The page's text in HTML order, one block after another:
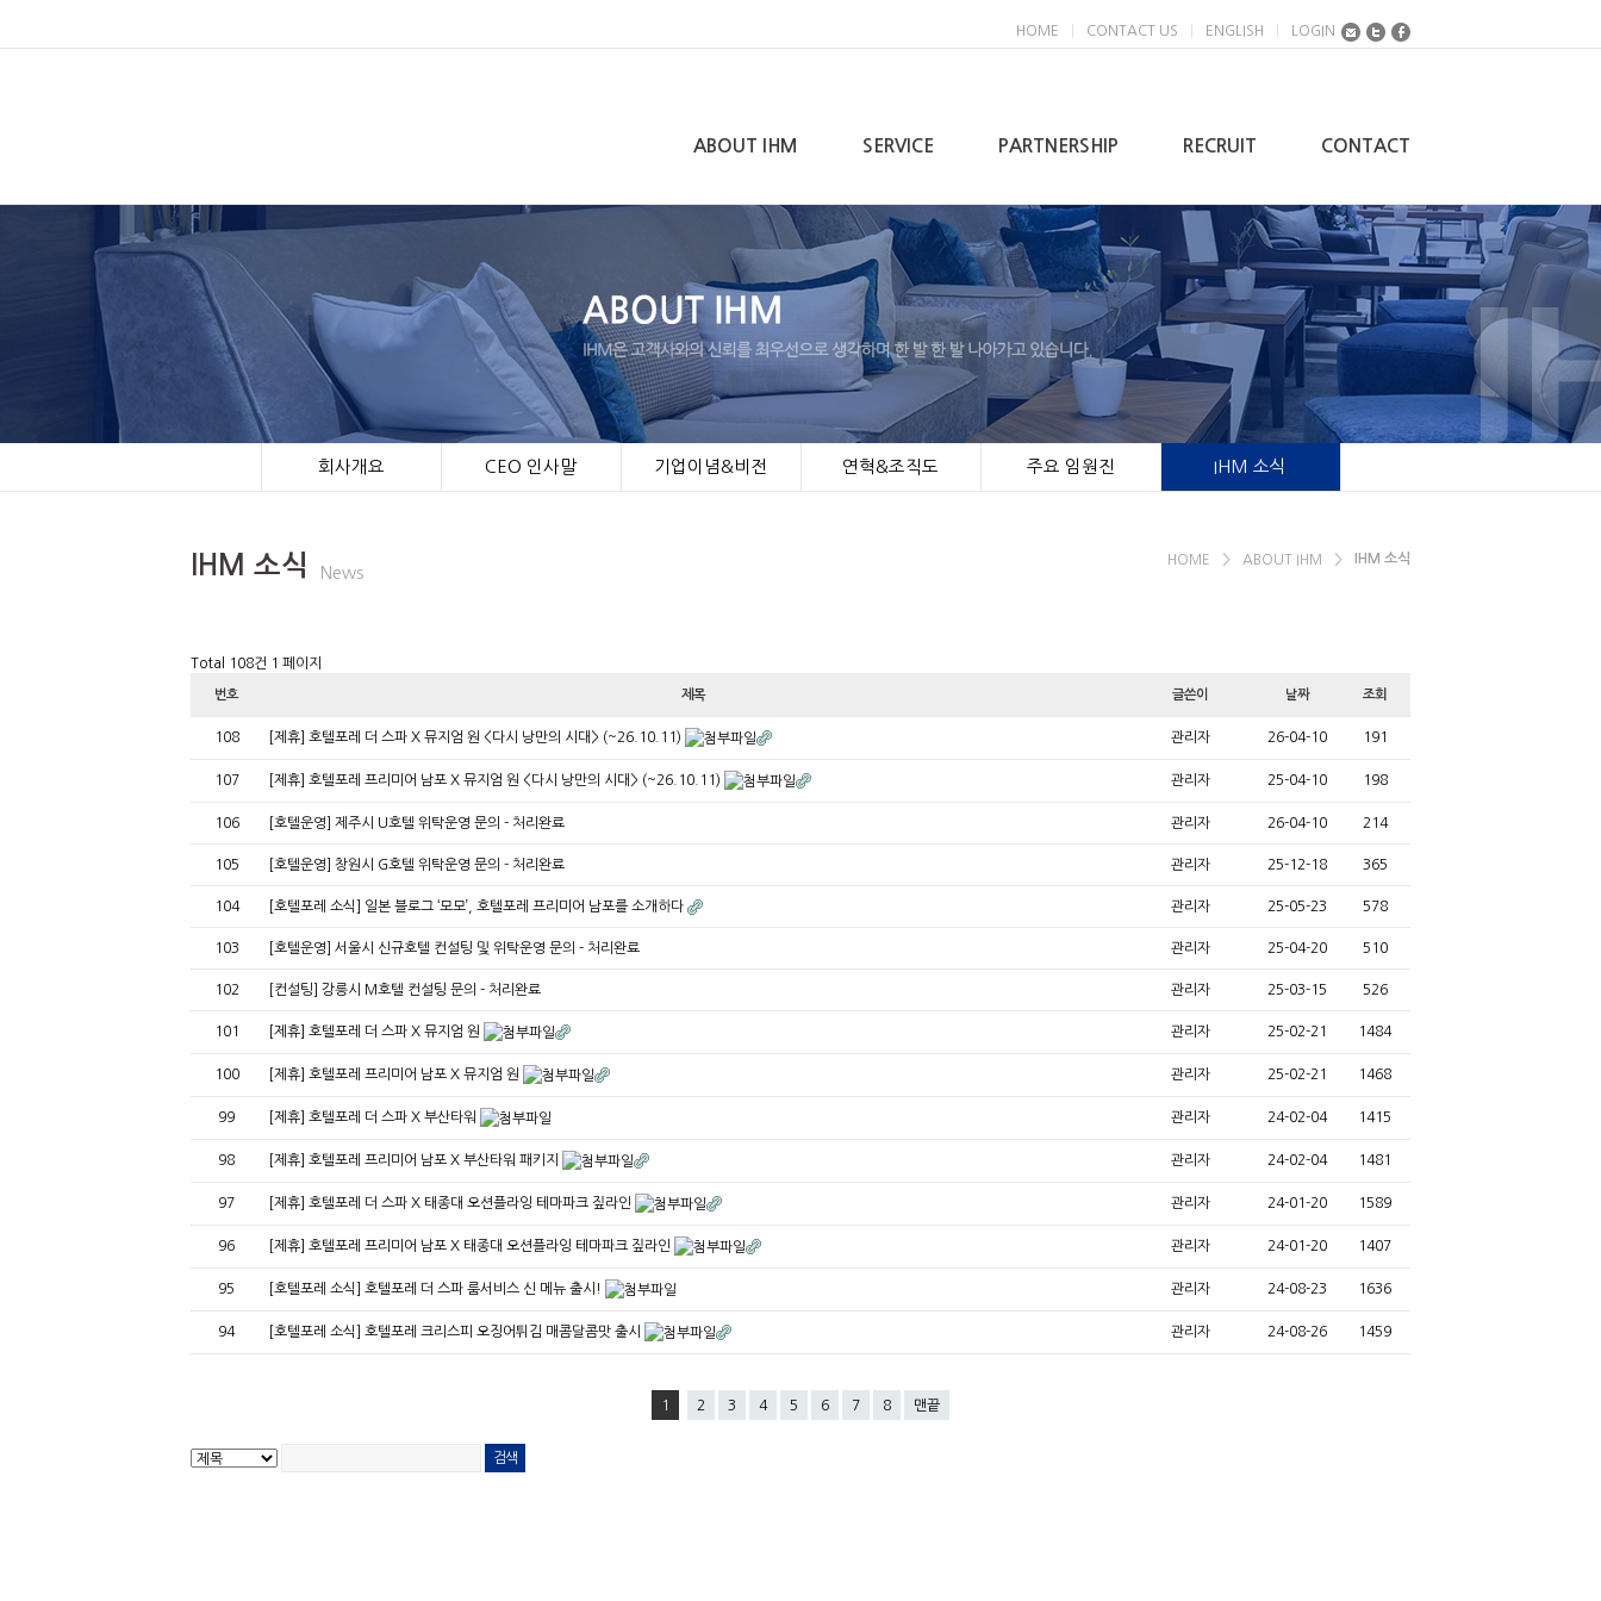
HOME CONTACT US ENGLISH LOGIN
ABOUT IHM SERVICE PARTNERSHIP RECRUIT CONTACT
회사개요 CEO 인사말 기업이념&비전 연혁&조직도 주요 임원진 IHM 소식
IHM 소식 News
HOME > ABOUT IHM > IHM 소식
Total 108건 1 페이지
번호 제목 글쓴이 날짜 조회
108 [제휴] 호텔포레 더 스파 X 뮤지엄 원 <다시 낭만의 시대> (~26.10.11) 관리자 26-04-10 191
107 [제휴] 호텔포레 프리미어 남포 X 뮤지엄 원 <다시 낭만의 시대> (~26.10.11) 관리자 25-04-10 198
106 [호텔운영] 제주시 U호텔 위탁운영 문의 - 처리완료 관리자 26-04-10 214
105 [호텔운영] 창원시 G호텔 위탁운영 문의 - 처리완료 관리자 25-12-18 365
104 [호텔포레 소식] 일본 블로그 ‘모모’, 호텔포레 프리미어 남포를 소개하다 관리자 25-05-23 578
103 [호텔운영] 서울시 신규호텔 컨설팅 및 위탁운영 문의 - 처리완료 관리자 25-04-20 510
102 [컨설팅] 강릉시 M호텔 컨설팅 문의 - 처리완료 관리자 25-03-15 526
101 [제휴] 호텔포레 더 스파 X 뮤지엄 원 관리자 25-02-21 1484
100 [제휴] 호텔포레 프리미어 남포 X 뮤지엄 원 관리자 25-02-21 1468
99 [제휴] 호텔포레 더 스파 X 부산타워 관리자 24-02-04 1415
98 [제휴] 호텔포레 프리미어 남포 X 부산타워 패키지 관리자 24-02-04 1481
97 [제휴] 호텔포레 더 스파 X 태종대 오션플라잉 테마파크 짚라인 관리자 24-01-20 1589
96 [제휴] 호텔포레 프리미어 남포 X 태종대 오션플라잉 테마파크 짚라인 관리자 24-01-20 1407
95 [호텔포레 소식] 호텔포레 더 스파 룸서비스 신 메뉴 출시! 관리자 24-08-23 1636
94 [호텔포레 소식] 호텔포레 크리스피 오징어튀김 매콤달콤맛 출시 관리자 24-08-26 1459
1 2 3 4 5 6 7 8 맨끝